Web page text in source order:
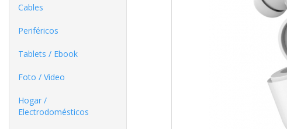
Cables
Periféricos
Tablets / Ebook
Foto / Video
Hogar /
Electrodomésticos